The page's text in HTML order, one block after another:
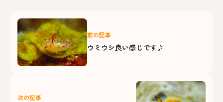
前の記事
ウミウシ良い感じです♪
次の記事